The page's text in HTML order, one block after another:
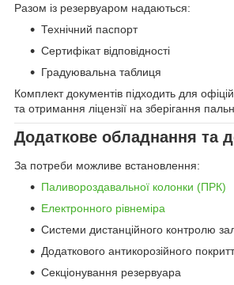
Разом із резервуаром надаються:
Технічний паспорт
Сертифікат відповідності
Градуювальна таблиця
Комплект документів підходить для
та отримання ліцензії на зберігання
Додаткове обладнання та
За потреби можливе встановлення:
Паливороздавальної колонки (ПРК)
Електронного рівнеміра
Системи дистанційного контролю
Додаткового антикорозійного
Секціонування резервуара